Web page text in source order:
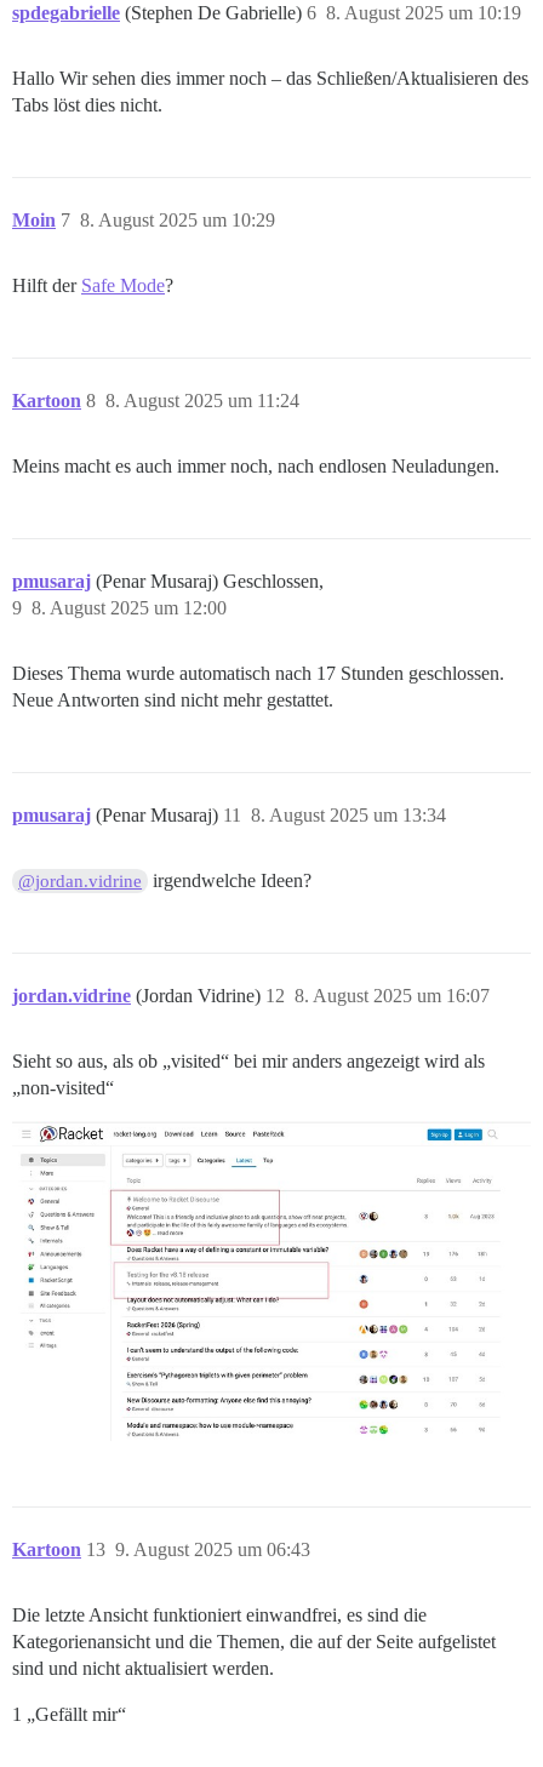
spdegabrielle (Stephen De Gabrielle) 8. August 2025 um 10:19
6
Hallo Wir sehen dies immer noch – das Schließen/Aktualisieren des
Tabs löst dies nicht.
Moin 8. August 2025 um 10:29
7
Hilft der Safe Mode?
Kartoon 8. August 2025 um 11:24
8
Meins macht es auch immer noch, nach endlosen Neuladungen.
pmusaraj (Penar Musaraj) Geschlossen,
8. August 2025 um 12:00
9
Dieses Thema wurde automatisch nach 17 Stunden geschlossen.
Neue Antworten sind nicht mehr gestattet.
pmusaraj (Penar Musaraj) 8. August 2025 um 13:34
11
@jordan.vidrine irgendwelche Ideen?
jordan.vidrine (Jordan Vidrine) 8. August 2025 um 16:07
12
Sieht so aus, als ob „visited“ bei mir anders angezeigt wird als
„non-visited“
Kartoon 9. August 2025 um 06:43
13
Die letzte Ansicht funktioniert einwandfrei, es sind die
Kategorienansicht und die Themen, die auf der Seite aufgelistet
sind und nicht aktualisiert werden.
1 „Gefällt mir“